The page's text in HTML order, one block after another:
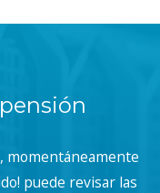
momentáneamente
puede revisar las